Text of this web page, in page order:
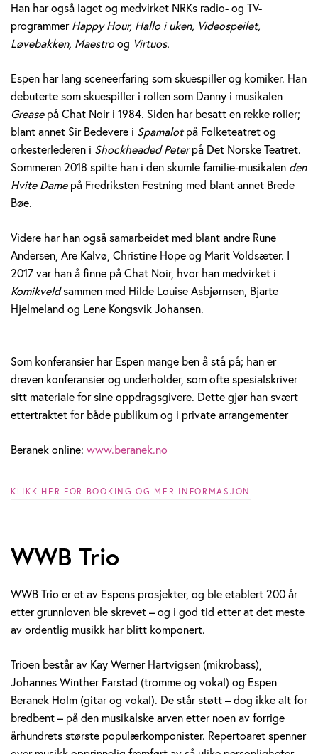
o
l
m
Han har også laget og medvirket NRKs radio- og TV-
programmer Happy Hour, Hallo i uken, Videospeilet,
Løvebakken, Maestro og Virtuos.
Espen har lang sceneerfaring som skuespiller og komiker. Han
debuterte som skuespiller i rollen som Danny i musikalen
Grease på Chat Noir i 1984. Siden har besatt en rekke roller;
blant annet Sir Bedevere i Spamalotpå Folketeatret og
orkesterlederen i Shockheaded Peterpå Det Norske Teatret.
Sommeren 2018 spilte han i den skumle familie-musikalen den
Hvite Damepå Fredriksten Festning med blant annet Brede
Bøe.
Videre har han også samarbeidet med blant andre Rune
Andersen, Are Kalvø, Christine Hope og Marit Voldsæter. I
2017 var han å finne på Chat Noir, hvor han medvirket i
Komikveldsammen med Hilde Louise Asbjørnsen, Bjarte
Hjelmeland og Lene Kongsvik Johansen.
Som konferansier har Espen mange ben å stå på; han er
dreven konferansier og underholder, som ofte spesialskriver
sitt materiale for sine oppdragsgivere. Dette gjør han svært
ettertraktet for både publikum og i private arrangementer
Beranek online: www.beranek.no
KLIKK HER FOR BOOKING OG MER INFORMASJON
WWB Trio
WWB Trio er et av Espens prosjekter, og ble etablert 200 år
etter grunnloven ble skrevet – og i god tid etter at det meste
av ordentlig musikk har blitt komponert.
Trioen består av Kay Werner Hartvigsen (mikrobass),
Johannes Winther Farstad (tromme og vokal) og Espen
Beranek Holm (gitar og vokal). De står støtt – dog ikke alt for
bredbent – på den musikalske arven etter noen av forrige
århundrets største populærkomponister. Repertoaret spenner